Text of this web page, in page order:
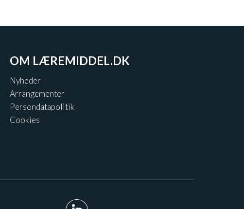
OM LÆREMIDDEL.DK
Nyheder
Arrangementer
Persondatapolitik
Cookies